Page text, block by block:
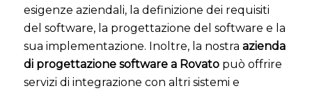
esigenze aziendali, la definizione dei requisiti
del software, la progettazione del software e la
sua implementazione. Inoltre, la nostra azienda
di progettazione software a Rovato può offrire
servizi di integrazione con altri sistemi e